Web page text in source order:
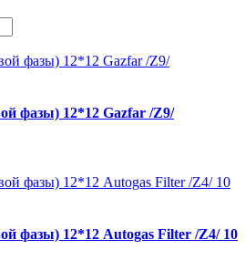
фазы) 12*12 Gazfar /Z9/
фазы) 12*12 Autogas Filter /Z4/ 10